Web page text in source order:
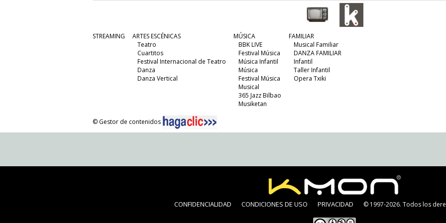
STREAMING
ARTES ESCÉNICAS
Teatro
Cuartitos
Festival Internacional de Teatro
Danza
Danza Vertical
MÚSICA
BBK LIVE
Festival Música
Música Infantil
Música
Festival Música
Musical
365 Jazz Bilbao
Musiketan
FAMILIAR
Musical Familiar
DANZA FAMILIAR
Infantil
Taller Infantil
Opera Txiki
© Gestor de contenidos
CONFIDENCIALIDAD CONDICIONES DE USO PRIVACIDAD © 1997-2026. Todos los